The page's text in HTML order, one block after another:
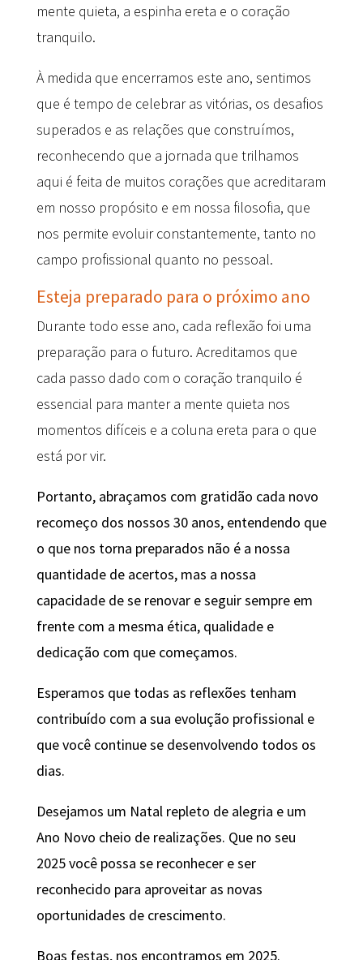
mente quieta, a espinha ereta e o coração
tranquilo.
À medida que encerramos este ano, sentimos
que é tempo de celebrar as vitórias, os desafios
superados e as relações que construímos,
reconhecendo que a jornada que trilhamos
aqui é feita de muitos corações que acreditaram
em nosso propósito e em nossa filosofia, que
nos permite evoluir constantemente, tanto no
campo profissional quanto no pessoal.
Esteja preparado para o próximo ano
Durante todo esse ano, cada reflexão foi uma
preparação para o futuro. Acreditamos que
cada passo dado com o coração tranquilo é
essencial para manter a mente quieta nos
momentos difíceis e a coluna ereta para o que
está por vir.
Portanto, abraçamos com gratidão cada novo
recomeço dos nossos 30 anos, entendendo que
o que nos torna preparados não é a nossa
quantidade de acertos, mas a nossa
capacidade de se renovar e seguir sempre em
frente com a mesma ética, qualidade e
dedicação com que começamos.
Esperamos que todas as reflexões tenham
contribuído com a sua evolução profissional e
que você continue se desenvolvendo todos os
dias.
Desejamos um Natal repleto de alegria e um
Ano Novo cheio de realizações. Que no seu
2025 você possa se reconhecer e ser
reconhecido para aproveitar as novas
oportunidades de crescimento.
Boas festas, nos encontramos em 2025.